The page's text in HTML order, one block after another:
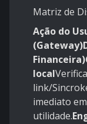
Matriz de
Ação do
local
link/
imediato
utilidade.